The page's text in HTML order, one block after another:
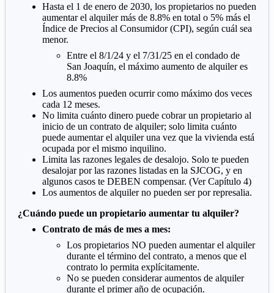
Hasta el 1 de enero de 2030, los propietarios no pueden
aumentar el alquiler más de 8.8% en total o 5% más el
Índice de Precios al Consumidor (CPI), según cuál sea
menor.
Entre el 8/1/24 y el 7/31/25 en el condado de
San Joaquín, el máximo aumento de alquiler es
8.8%
Los aumentos pueden ocurrir como máximo dos veces
cada 12 meses.
No limita cuánto dinero puede cobrar un propietario al
inicio de un contrato de alquiler; solo limita cuánto
puede aumentar el alquiler una vez que la vivienda está
ocupada por el mismo inquilino.
Limita las razones legales de desalojo. Solo te pueden
desalojar por las razones listadas en la SJCOG, y en
algunos casos te DEBEN compensar. (Ver Capítulo 4)
Los aumentos de alquiler no pueden ser por represalia.
¿Cuándo puede un propietario aumentar tu alquiler?
Contrato de más de mes a mes:
Los propietarios NO pueden aumentar el alquiler
durante el término del contrato, a menos que el
contrato lo permita explícitamente.
No se pueden considerar aumentos de alquiler
durante el primer año de ocupación.